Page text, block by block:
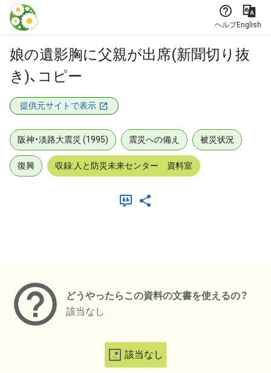
本文に飛ぶ
ヘルプEnglish
娘の遺影胸に父親が出席(新聞切り抜
き)、コピー
提供元サイトで表示
阪神・淡路大震災 (1995) 震災への備え 被災状況
復興 収録:人と防災未来センター 資料室
どうやったらこの資料の文書を使えるの？
該当なし
該当なし